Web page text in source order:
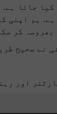
جاتا
ہم اپنی
بھروسہ کر
نے صحیح
اور